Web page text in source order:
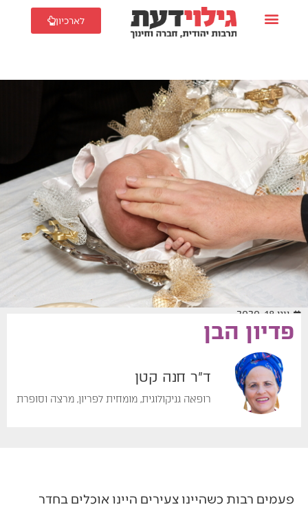
לארכיון
יוני 18, 2020
פדיון הבן
ד"ר חנה קטן
רופאה גניקולוגית, מומחית לפריון, מרצה וסופרת
פעמים רבות כשהיינו צעירים היינו אוכלים בחדר